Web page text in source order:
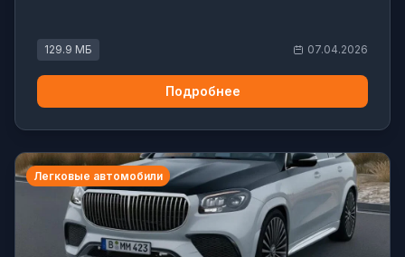
129.9 МБ 07.04.2026
Подробнее
Легковые автомобили